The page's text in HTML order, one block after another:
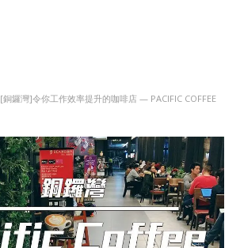
[銅鑼灣]令你工作效率提升的咖啡店 — PACIFIC COFFEE